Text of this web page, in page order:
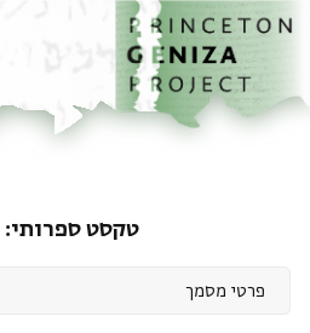
דילוג לתוכן
דף הבית
טקסט ספרותי